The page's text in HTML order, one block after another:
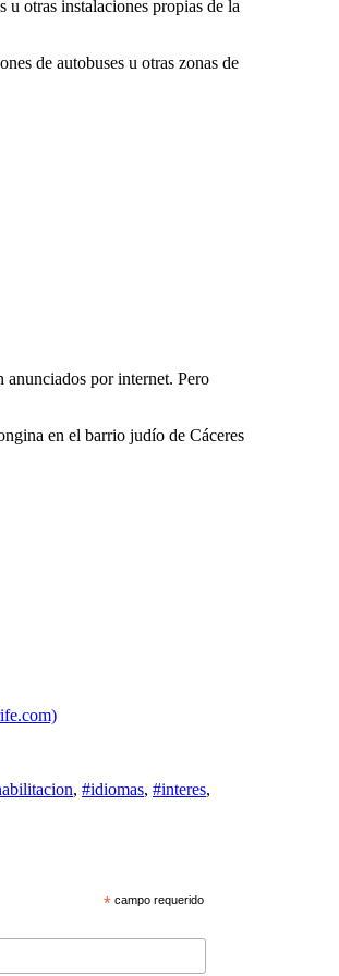
otras instalaciones propias de la
de autobuses u otras zonas de
anunciados por internet. Pero
en el barrio judío de Cáceres
, #idiomas, #interes,
*campo requerido